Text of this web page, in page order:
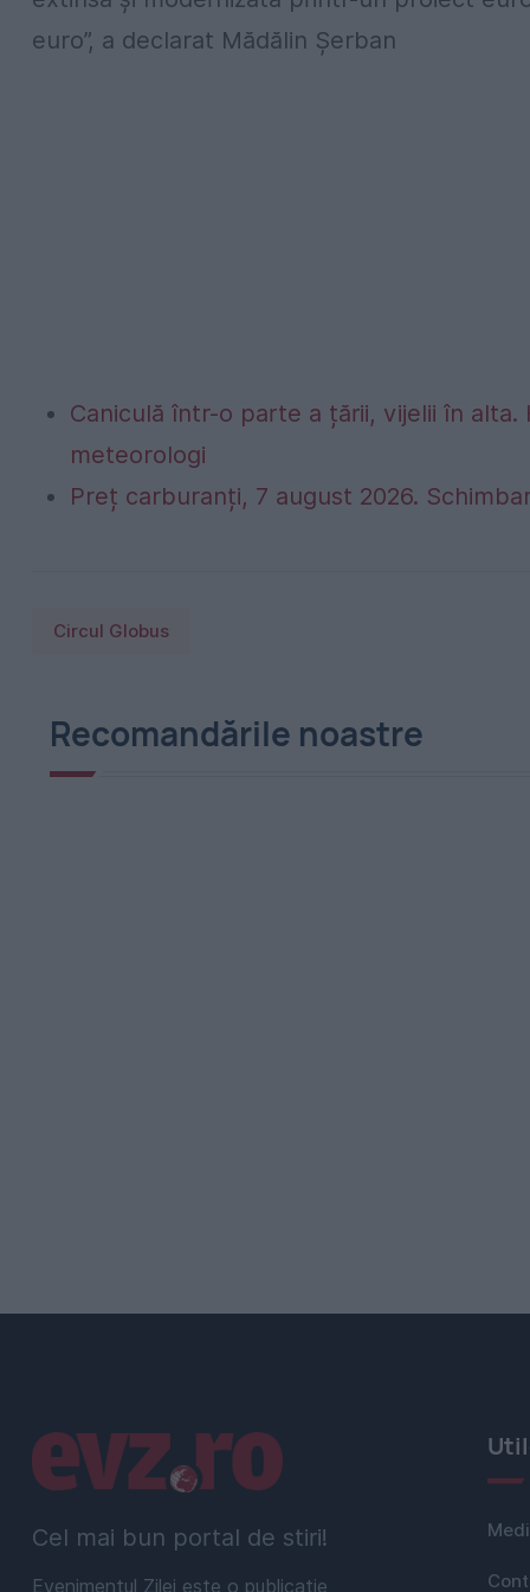
euro”, a declarat Mădălin Şerban
Caniculă într-o parte a țării, vijelii în
meteorologi
Preț carburanți, 7 august 2026.
Circul Globus
Recomandările noastre
Cel mai bun portal de stiri!
Evenimentul Zilei este o publicație
Linkuri utile